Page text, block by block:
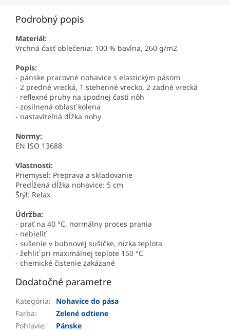
Podrobný popis
Materiál:
Vrchná časť oblečenia: 100 % bavlna, 260 g/m2
Popis:
- pánske pracovné nohavice s elastickým pásom
- 2 predné vrecká, 1 stehenné vrecko, 2 zadné vrecká
- reflexné pruhy na spodnej časti nôh
- zosilnená oblasť kolena
- nastaviteľná dĺžka nohy
Normy:
EN ISO 13688
Vlastnosti:
Priemysel: Preprava a skladovanie
Predĺžená dĺžka nohavice: 5 cm
Štýl: Relax
Údržba:
- prať na 40 °C, normálny proces prania
- nebieliť
- sušenie v bubnovej sušičke, nízka teplota
- žehliť pri maximálnej teplote 150 °C
- chemické čistenie zakázané
Dodatočné parametre
Kategória:
Nohavice do pása
Farba:
Zelené odtiene
Pohlavie: Pánske